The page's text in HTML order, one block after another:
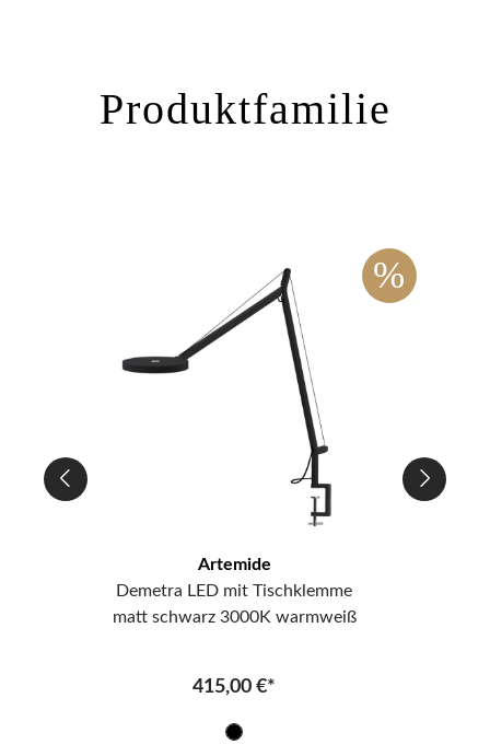
Produktfamilie
%
Artemide
Demetra LED mit Tischklemme
matt schwarz 3000K warmweiß
415,00 €*